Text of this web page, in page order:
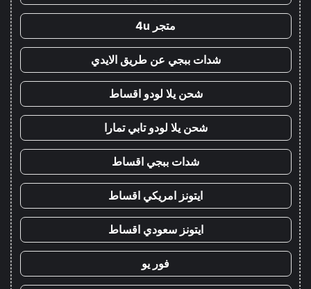
متجر 4u
شدات ببجي عن طريق الايدي
شحن يلا لودو اقساط
شحن يلا لودو تابي تمارا
شدات ببجي اقساط
ايتونز امريكي اقساط
ايتونز سعودي اقساط
فور يو